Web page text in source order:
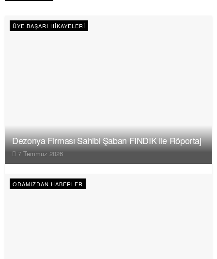
ÜYE BAŞARI HIKAYELERI
Dezonya Firması Sahibi Şaban FINDIK ile Röportaj
7 Temmuz 2026
ODAMIZDAN HABERLER